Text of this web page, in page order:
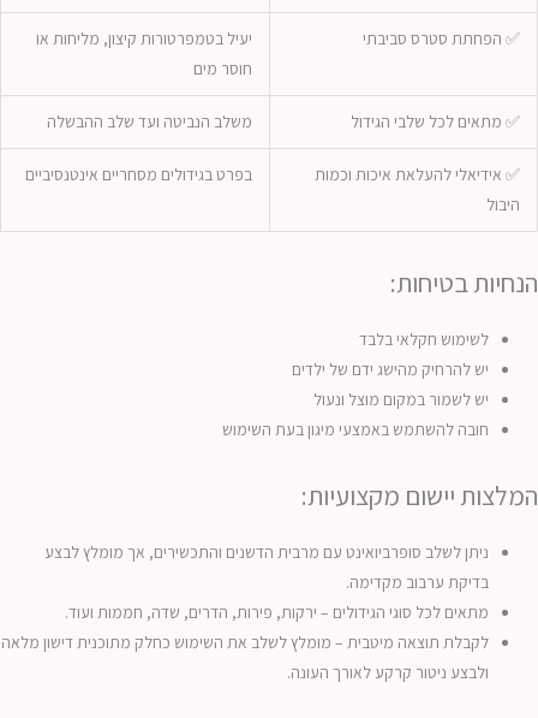
✅ הפחתת סטרס סביבתי
יעיל בטמפרטורות קיצון, מליחות או
חוסר מים
✅ מתאים לכל שלבי הגידול משלב הנביטה ועד שלב ההבשלה
✅ אידיאלי להעלאת איכות וכמות
היבול
בפרט בגידולים מסחריים אינטנסיביים
הנחיות בטיחות:
לשימוש חקלאי בלבד
יש להרחיק מהישג ידם של ילדים
יש לשמור במקום מוצל ונעול
חובה להשתמש באמצעי מיגון בעת השימוש
המלצות יישום מקצועיות:
ניתן לשלב סופרביואינט עם מרבית הדשנים והתכשירים, אך מומלץ לבצע
בדיקת ערבוב מקדימה.
מתאים לכל סוגי הגידולים – ירקות, פירות, הדרים, שדה, חממות ועוד.
לקבלת תוצאה מיטבית – מומלץ לשלב את השימוש כחלק מתוכנית דישון מלאה
ולבצע ניטור קרקע לאורך העונה.